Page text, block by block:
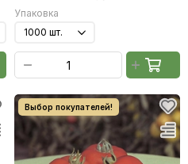
Упаковка